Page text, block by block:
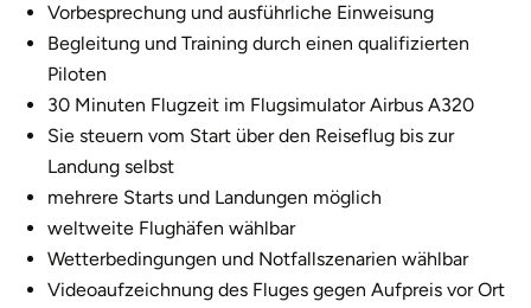
Vorbesprechung und ausführliche Einweisung
Begleitung und Training durch einen qualifizierten
Piloten
30 Minuten Flugzeit im Flugsimulator Airbus A320
Sie steuern vom Start über den Reiseflug bis zur
Landung selbst
mehrere Starts und Landungen möglich
weltweite Flughäfen wählbar
Wetterbedingungen und Notfallszenarien wählbar
Videoaufzeichnung des Fluges gegen Aufpreis vor Ort
Gotha
Göppingen
Görlitz
Halle
Hamburg